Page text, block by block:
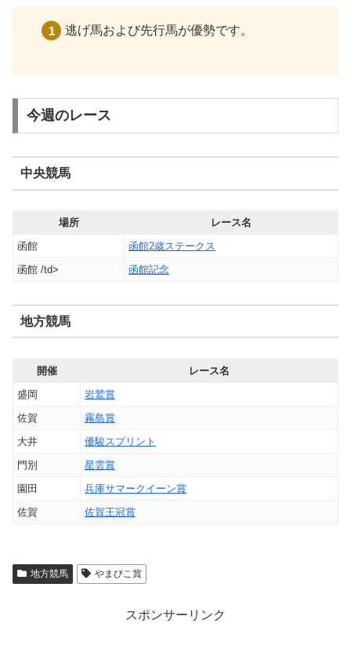
逃げ馬および先行馬が優勢です。
今週のレース
中央競馬
場所
レース名
函館
函館2歳ステークス
函館 /td>
函館記念
地方競馬
開催
レース名
盛岡
岩鷲賞
佐賀
霧島賞
大井
優駿スプリント
門別
星雲賞
園田
兵庫サマークイーン賞
佐賀
佐賀王冠賞
地方競馬 やまびこ賞
スポンサーリンク